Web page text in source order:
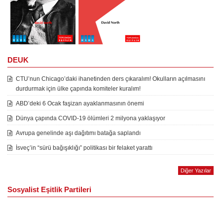
DEUK
CTU’nun Chicago’daki ihanetinden ders çıkaralım! Okulların açılmasını
durdurmak için ülke çapında komiteler kuralım!
ABD’deki 6 Ocak faşizan ayaklanmasının önemi
Dünya çapında COVID-19 ölümleri 2 milyona yaklaşıyor
Avrupa genelinde aşı dağıtımı batağa saplandı
İsveç’in “sürü bağışıklığı” politikası bir felaket yarattı
Diğer Yazılar
Sosyalist Eşitlik Partileri